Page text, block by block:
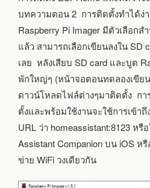
บทความตอน 2 การติดตั้งทำได้ง่
Raspberry Pi Imager มีตัวเลือกส
แล้ว สามารถเลือกเขียนลงใน
เลย หลังเสียบ SD card และบูต
พักใหญ่ๆ (หน้าจอตอนทดลองเขีย
ดาวน์โหลดไฟล์ต่างๆมาติดตั้ง กา
ตั้งและพร้อมใช้งานจะใช้การเข้า
URL ว่า homeassistant:8123 ห
Assistant Companion บน iOS ห
ข่าย WiFi วงเดียวกัน